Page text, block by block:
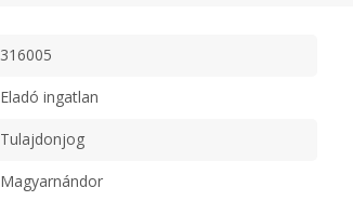
316005
Eladó ingatlan
Tulajdonjog
Magyarnándor